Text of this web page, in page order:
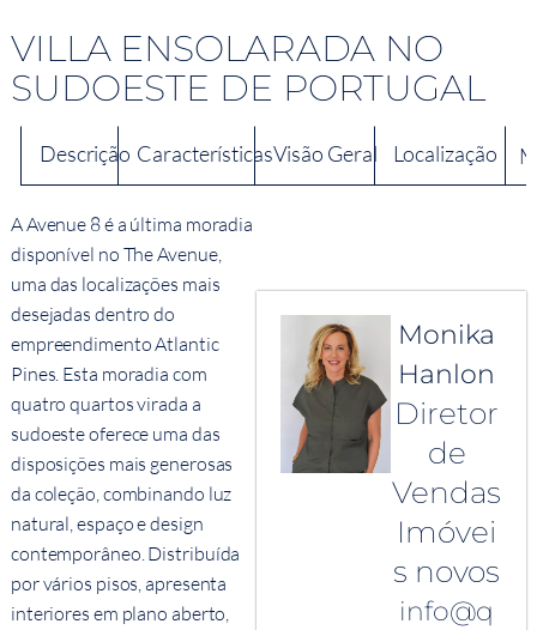
VILLA ENSOLARADA NO
SUDOESTE DE PORTUGAL
Descrição CaracterísticasVisão Geral Localização
A Avenue 8 é a última moradia
disponível no The Avenue,
uma das localizações mais
desejadas dentro do
empreendimento Atlantic
Pines. Esta moradia com
quatro quartos virada a
sudoeste oferece uma das
disposições mais generosas
da coleção, combinando luz
natural, espaço e design
contemporâneo. Distribuída
por vários pisos, apresenta
interiores em plano aberto,
Monika
Hanlon
Diretor
de
Vendas
Imóvei
s novos
info@q